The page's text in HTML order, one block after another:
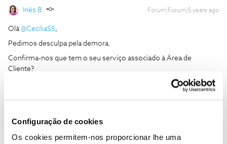
Configuração de cookies
Os cookies permitem-nos proporcionar lhe uma
Inês B. Forum|Forum|5 years ago
Olá@CecíliaSS,
Pedimos desculpa pela demora.
Confirma-nos que tem o seu serviço associado à Área de
Cliente?
e diga-nos se consegue consultar a
Ajude a comunidade a encontrar informação relevante. Marque